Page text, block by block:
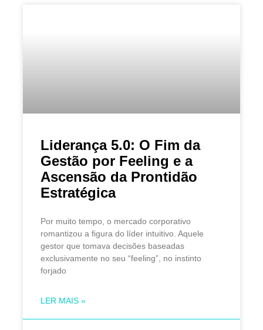
Liderança 5.0: O Fim da
Gestão por Feeling e a
Ascensão da Prontidão
Estratégica
Por muito tempo, o mercado corporativo
romantizou a figura do líder intuitivo. Aquele
gestor que tomava decisões baseadas
exclusivamente no seu “feeling”, no instinto
forjado
LER MAIS »